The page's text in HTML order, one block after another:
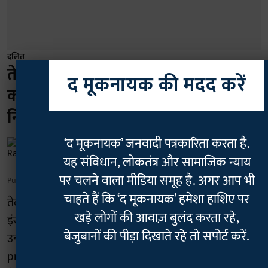
दलित
तेलंगाना: दक्षिणपंथी क्रिएटर से 'डॉक्सिंग'
का शिकार हुए दलित इन्फ्लुएंसर अजय,
निजी जानकारी किया गया लीक
Rajan Chaudhary
Published on 06 Aug 2026, 7:40 am
तेलंगाना के मशहूर तेलुगु कंटेंट क्रिएटर अजय राधा कुमार का
इंस्टाग्राम अकाउंट बुधवार, 5 अगस्त को सस्पेंड कर दिया गया।
उन पर इंस्टाग्राम की “Terms of Use on intellectual
property” के उल्लंघन का आरोप लगा है। यह कार्रवाई एक
द मूकनायक की मदद करें
‘द मूकनायक’ जनवादी पत्रकारिता करता है.
यह संविधान, लोकतंत्र और सामाजिक न्याय
पर चलने वाला मीडिया समूह है. अगर आप भी
चाहते हैं कि ‘द मूकनायक’ हमेशा हाशिए पर
खड़े लोगों की आवाज़ बुलंद करता रहे,
बेजुबानों की पीड़ा दिखाते रहे तो सपोर्ट करें.